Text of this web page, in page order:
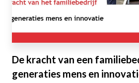
De kracht van een
generaties mens en